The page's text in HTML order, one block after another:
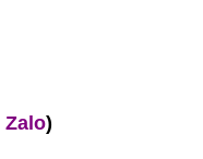
Zalo)‪